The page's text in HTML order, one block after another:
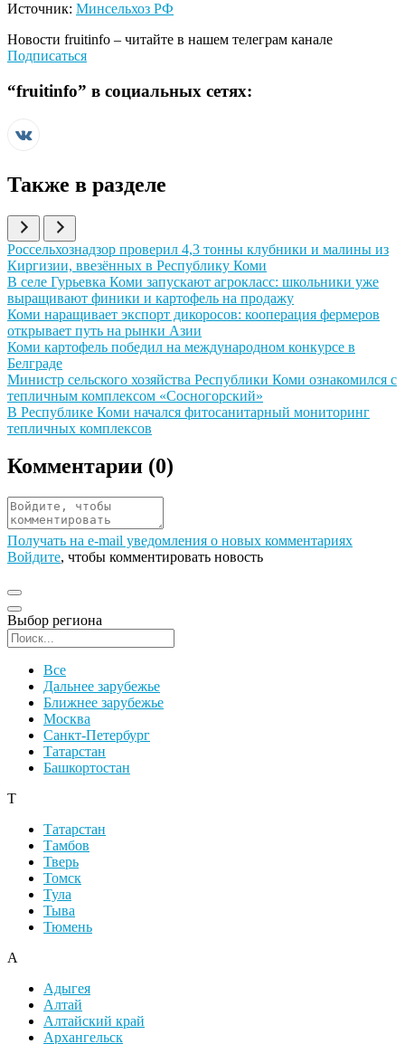
Источник: Минсельхоз РФ
Новости fruitinfo – читайте в нашем телеграм канале
Подписаться
“fruitinfo” в социальных сетях:
Также в разделе
Иллюстрация новости
Россельхознадзор проверил 4,3 тонны клубники и малины из
Киргизии, ввезённых в Республику Коми
Иллюстрация новости
В селе Гурьевка Коми запускают агрокласс: школьники уже
выращивают финики и картофель на продажу
Иллюстрация новости
Коми наращивает экспорт дикоросов: кооперация фермеров
открывает путь на рынки Азии
Иллюстрация новости
Коми картофель победил на международном конкурсе в
Белграде
Иллюстрация новости
Министр сельского хозяйства Республики Коми ознакомился с
тепличным комплексом «Сосногорский»
Иллюстрация новости
В Республике Коми начался фитосанитарный мониторинг
тепличных комплексов
Комментарии (0)
Получать на e‑mail уведомления о новых комментариях
Войдите, чтобы комментировать новость
Выбор региона
Все
Дальнее зарубежье
Ближнее зарубежье
Москва
Санкт-Петербург
Татарстан
Башкортостан
Т
Татарстан
Тамбов
Тверь
Томск
Тула
Тыва
Тюмень
А
Адыгея
Алтай
Алтайский край
Архангельск